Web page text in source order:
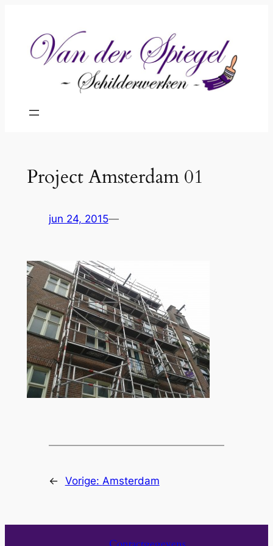
inhoud
Project Amsterdam 01
jun 24, 2015—
← Vorige: Amsterdam